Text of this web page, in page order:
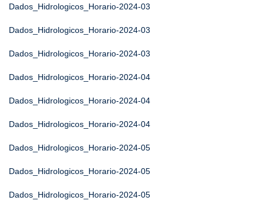
Dados_Hidrologicos_Horario-2024-03
Dados_Hidrologicos_Horario-2024-03
Dados_Hidrologicos_Horario-2024-03
Dados_Hidrologicos_Horario-2024-04
Dados_Hidrologicos_Horario-2024-04
Dados_Hidrologicos_Horario-2024-04
Dados_Hidrologicos_Horario-2024-05
Dados_Hidrologicos_Horario-2024-05
Dados_Hidrologicos_Horario-2024-05